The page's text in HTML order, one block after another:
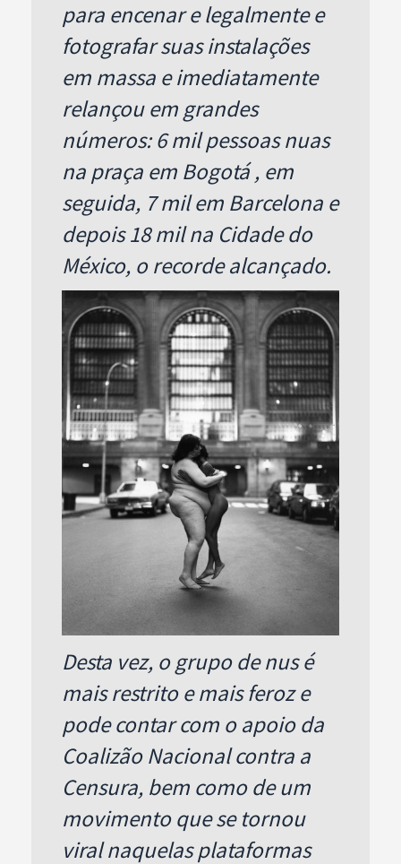
para encenar e legalmente e
fotografar suas instalações
em massa e imediatamente
relançou em grandes
números: 6 mil pessoas nuas
na praça em Bogotá , em
seguida, 7 mil em Barcelona e
depois 18 mil na Cidade do
México, o recorde alcançado.
Desta vez, o grupo de nus é
mais restrito e mais feroz e
pode contar com o apoio da
Coalizão Nacional contra a
Censura, bem como de um
movimento que se tornou
viral naquelas plataformas